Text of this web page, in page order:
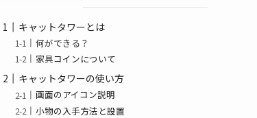
キャットタワーとは
何ができる？
家具コインについて
キャットタワーの使い方
画面のアイコン説明
小物の入手方法と設置